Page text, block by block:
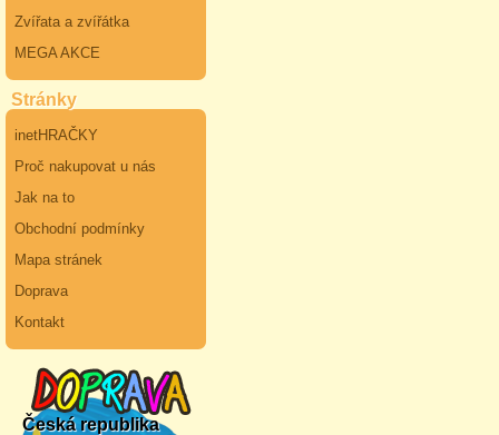
Zvířata a zvířátka
MEGA AKCE
Stránky
inetHRAČKY
Proč nakupovat u nás
Jak na to
Obchodní podmínky
Mapa stránek
Doprava
Kontakt
Česká republika